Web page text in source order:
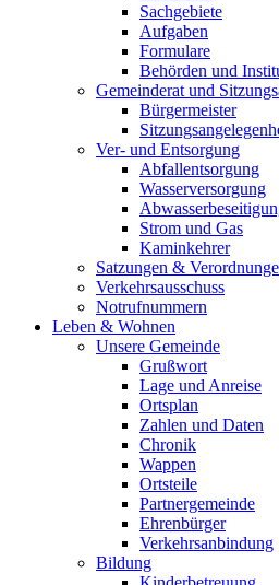
Sachgebiete
Aufgaben
Formulare
Behörden und
Gemeinderat und
Bürgermeister
Ver- und Entsorgung
Abfallentsorgung
Wasserversorgung
Strom und Gas
Kaminkehrer
Satzungen &
Verkehrsausschuss
Notrufnummern
Leben & Wohnen
Unsere Gemeinde
Grußwort
Lage und Anreise
Ortsplan
Zahlen und Daten
Chronik
Wappen
Ortsteile
Partnergemeinde
Ehrenbürger
Verkehrsanbindung
Bildung